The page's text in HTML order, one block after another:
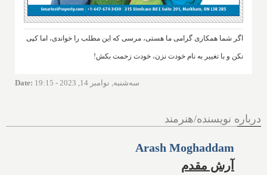
اگر شما همکاری گرامی ما هستی، مرسی که این مطلب را خواندی، اما کپی
نکن و با تغییر به نام خودت نزن، خودت زحمت بکش!
Date: سه‌شنبه, نوامبر 14, 2023 - 19:15
درباره نویسنده/هنرمند
Arash Moghaddam
آرش مقدم